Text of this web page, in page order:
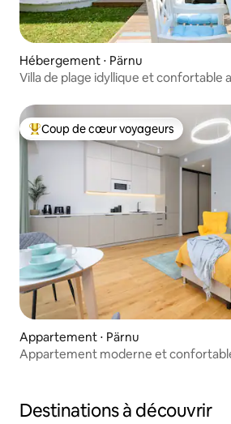
Hébergement ⋅ Pärnu
Villa de plage idyllique et confortable
Coups de cœur voyageurs les plus
Coup de cœur voyageurs
Appartement ⋅ Pärnu
Appartement moderne et
Destinations à découvrir